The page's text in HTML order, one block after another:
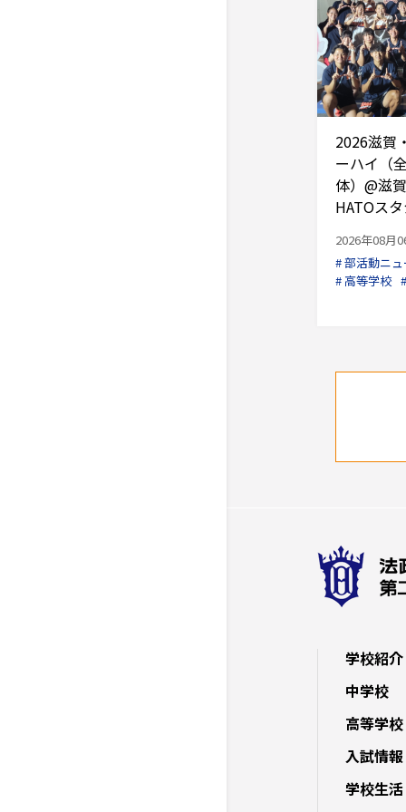
2026滋賀
ーハイ（
体）@滋
HATOス
2026年08月
# 部活動ニュ
# 高等学校
学校紹介
中学校
高等学校
入試情報
学校生活